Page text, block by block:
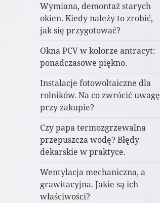
Wymiana, demontaż starych
okien. Kiedy należy to zrobić,
jak się przygotować?
Okna PCV w kolorze antracyt:
ponadczasowe piękno.
Instalacje fotowoltaiczne dla
rolników. Na co zwrócić uwagę
przy zakupie?
Czy papa termozgrzewalna
przepuszcza wodę? Błędy
dekarskie w praktyce.
Wentylacja mechaniczna, a
grawitacyjna. Jakie są ich
właściwości?